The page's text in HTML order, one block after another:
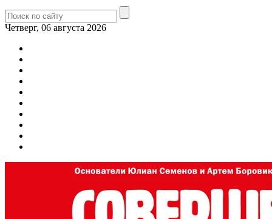
Четверг, 06 августа 2026